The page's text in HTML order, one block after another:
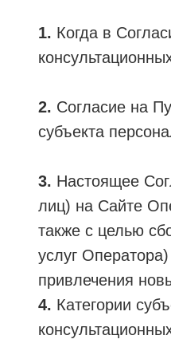
1. Когда в
2. Согласие на
субъекта
3. Настоящее
лиц) на Сайте
также с целью
услуг
привлечения
4. Категории